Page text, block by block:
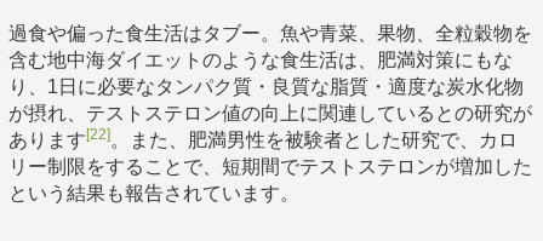
過食や偏った食生活はタブー。魚や青菜、果物、全粒穀物を
含む地中海ダイエットのような食生活は、肥満対策にもな
り、1日に必要なタンパク質・良質な脂質・適度な炭水化物
が摂れ、テストステロン値の向上に関連しているとの研究が
あります[22]。また、肥満男性を被験者とした研究で、カロ
リー制限をすることで、短期間でテストステロンが増加した
という結果も報告されています。